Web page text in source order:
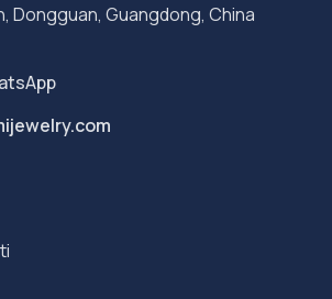
Dongguan, Guangdong, China